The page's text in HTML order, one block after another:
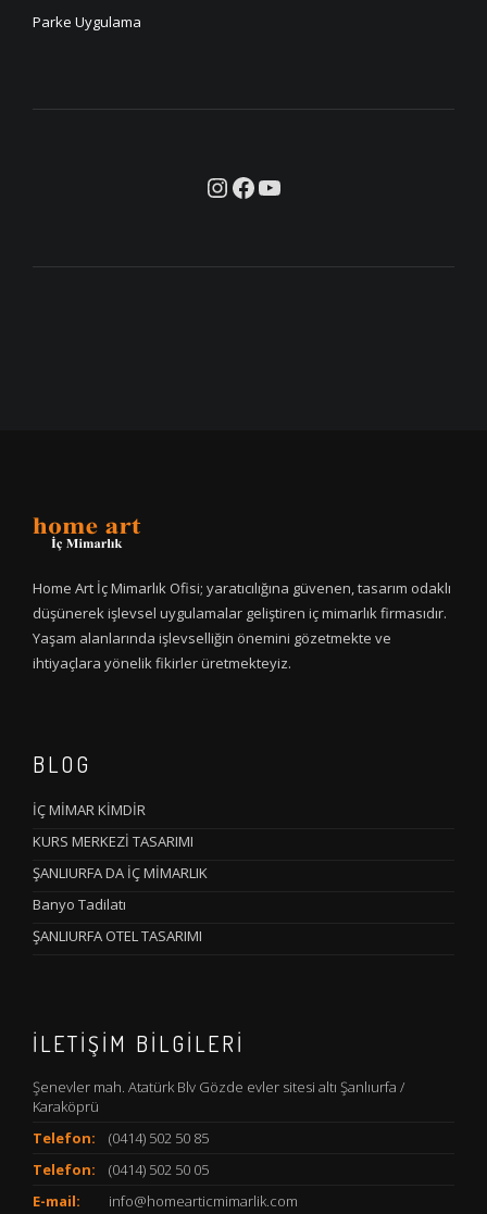
Parke Uygulama
Instagram
Facebook
YouTube
Home Art İç Mimarlık Ofisi; yaratıcılığına güvenen, tasarım odaklı
düşünerek işlevsel uygulamalar geliştiren iç mimarlık firmasıdır.
Yaşam alanlarında işlevselliğin önemini gözetmekte ve
ihtiyaçlara yönelik fikirler üretmekteyiz.
BLOG
İÇ MİMAR KİMDİR
KURS MERKEZİ TASARIMI
ŞANLIURFA DA İÇ MİMARLIK
Banyo Tadilatı
ŞANLIURFA OTEL TASARIMI
İLETIŞIM BILGILERI
Şenevler mah. Atatürk Blv Gözde evler sitesi altı Şanlıurfa /
Karaköprü
Telefon:
(0414) 502 50 85
Telefon:
(0414) 502 50 05
E-mail:
info@homearticmimarlik.com